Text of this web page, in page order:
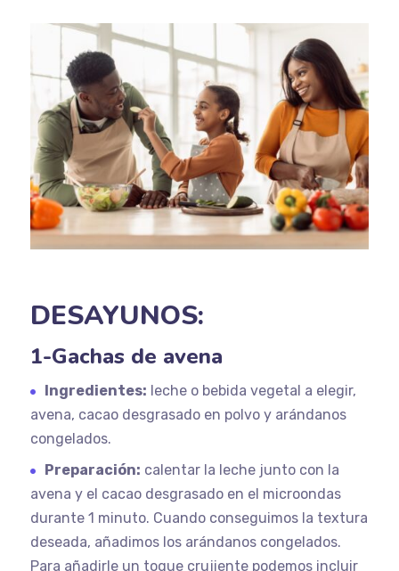
DESAYUNOS:
1-Gachas de avena
Ingredientes: leche o bebida vegetal a elegir,
avena, cacao desgrasado en polvo y arándanos
congelados.
Preparación: calentar la leche junto con la
avena y el cacao desgrasado en el microondas
durante 1 minuto. Cuando conseguimos la textura
deseada, añadimos los arándanos congelados.
Para añadirle un toque crujiente podemos incluir